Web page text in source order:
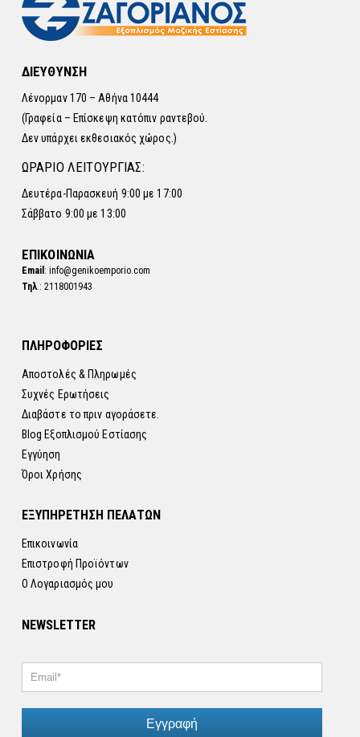
ΔΙΕΥΘΥΝΣΗ
Λένορμαν 170 – Αθήνα 10444
(Γραφεία – Επίσκεψη κατόπιν ραντεβού.
Δεν υπάρχει εκθεσιακός χώρος.)
ΩΡΑΡΙΟ ΛΕΙΤΟΥΡΓΙΑΣ:
Δευτέρα-Παρασκευή 9:00 με 17:00
Σάββατο 9:00 με 13:00
ΕΠΙΚΟΙΝΩΝΙΑ
Email : info@genikoemporio.com
Τηλ.: 2118001943
ΠΛΗΡΟΦΟΡΙΕΣ
Αποστολές & Πληρωμές
Συχνές Ερωτήσεις
Διαβάστε το πριν αγοράσετε.
Blog Εξοπλισμού Εστίασης
Εγγύηση
Όροι Χρήσης
ΕΞΥΠΗΡΕΤΗΣΗ ΠΕΛΑΤΩΝ
Επικοινωνία
Επιστροφή Προϊόντων
Ο Λογαριασμός μου
NEWSLETTER
Εγγραφή